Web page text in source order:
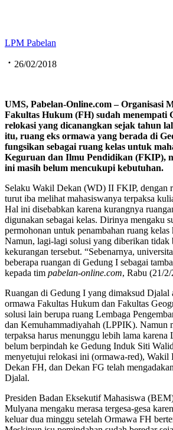
LPM Pabelan
26/02/2018
UMS, Pabelan-Online.com – Organisasi
Fakultas Hukum (FH) sudah menempati
relokasi yang dicanangkan sejak tahun
itu, ruang eks ormawa yang berada di
fungsikan sebagai ruang kelas untuk
Keguruan dan Ilmu Pendidikan (FKIP),
ini masih belum mencukupi kebutuhan.
Selaku Wakil Dekan (WD) II FKIP, dengan
turut iba melihat mahasiswanya terpaksa
Hal ini disebabkan karena kurangnya
digunakan sebagai kelas. Dirinya mengaku
permohonan untuk penambahan ruang
Namun, lagi-lagi solusi yang diberikan tidak
kekurangan tersebut. “Sebenarnya,
beberapa ruangan di Gedung I sebagai
kepada tim pabelan-online.com, Rabu (21/
Ruangan di Gedung I yang dimaksud Djalal
ormawa Fakultas Hukum dan Fakultas
solusi lain berupa ruang Lembaga
dan Kemuhammadiyahah (LPPIK). Namun
terpaksa harus menunggu lebih lama karena
belum berpindah ke Gedung Induk Siti
menyetujui relokasi ini (ormawa-red), Wakil
Dekan FH, dan Dekan FG telah
Djalal.
Presiden Badan Eksekutif Mahasiswa
Mulyana mengaku merasa tergesa-gesa
keluar dua minggu setelah Ormawa FH